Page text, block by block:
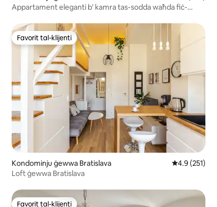
Appartament eleganti b' kamra tas-sodda waħda fiċ-
Favorit tal-klijenti
Favorit tal-klijenti
Kondominju ġewwa Bratislava Rating
4.9 (251)
Loft ġewwa Bratislava
Favorit tal-klijenti